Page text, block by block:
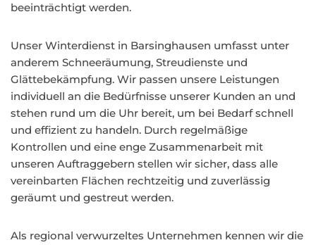
beeinträchtigt werden.
Unser Winterdienst in Barsinghausen umfasst unter
anderem Schneeräumung, Streudienste und
Glättebekämpfung. Wir passen unsere Leistungen
individuell an die Bedürfnisse unserer Kunden an und
stehen rund um die Uhr bereit, um bei Bedarf schnell
und effizient zu handeln. Durch regelmäßige
Kontrollen und eine enge Zusammenarbeit mit
unseren Auftraggebern stellen wir sicher, dass alle
vereinbarten Flächen rechtzeitig und zuverlässig
geräumt und gestreut werden.
Als regional verwurzeltes Unternehmen kennen wir die